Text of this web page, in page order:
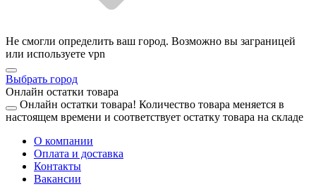
Не смогли определить ваш город. Возможно вы заграницей
или используете vpn
Выбрать город
Онлайн остатки товара
Онлайн остатки товара! Количество товара меняется в
настоящем времени и соответствует остатку товара на складе
О компании
Оплата и доставка
Контакты
Вакансии